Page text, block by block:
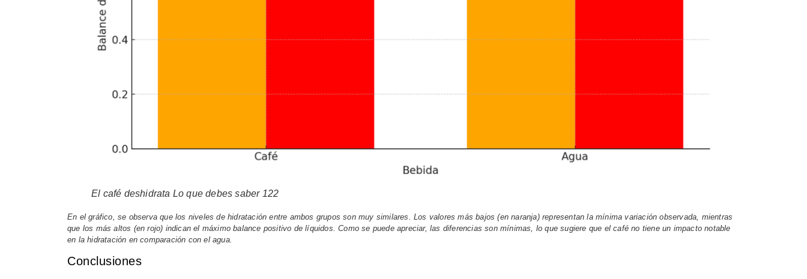
El café deshidrata Lo que debes saber 122
En el gráfico, se observa que los niveles de hidratación entre ambos grupos son muy similares. Los valores más bajos (en naranja) representan la mínima variación observada, mientras
que los más altos (en rojo) indican el máximo balance positivo de líquidos. Como se puede apreciar, las diferencias son mínimas, lo que sugiere que el café no tiene un impacto notable
en la hidratación en comparación con el agua.
Conclusiones